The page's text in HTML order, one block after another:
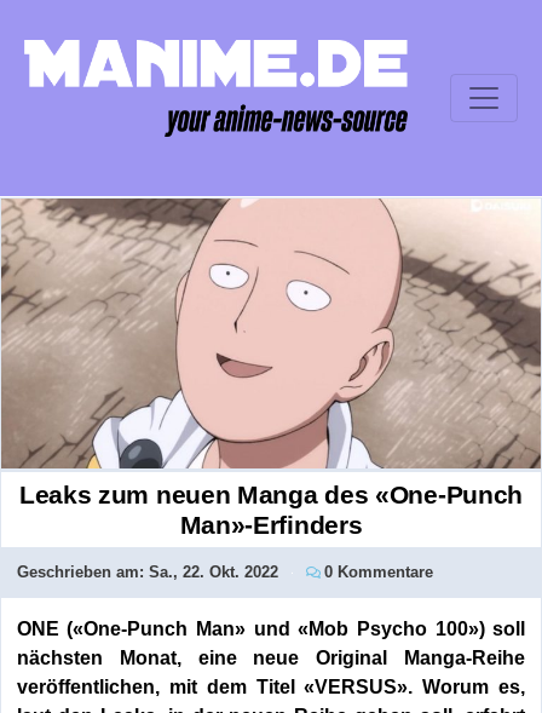
Leaks zum neuen Manga des «One-Punch
Man»-Erfinders
Geschrieben am: Sa., 22. Okt. 2022 0 Kommentare
ONE («One-Punch Man» und«Mob Psycho 100») soll
nächsten Monat, eine neue Original Manga-Reihe
veröffentlichen, mit dem Titel«VERSUS». Worum es,